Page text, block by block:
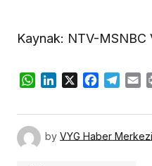
Kaynak: NTV-MSNBC
WhatsApp
LinkedIn
X Facebook
by VYG Haber Merkezi